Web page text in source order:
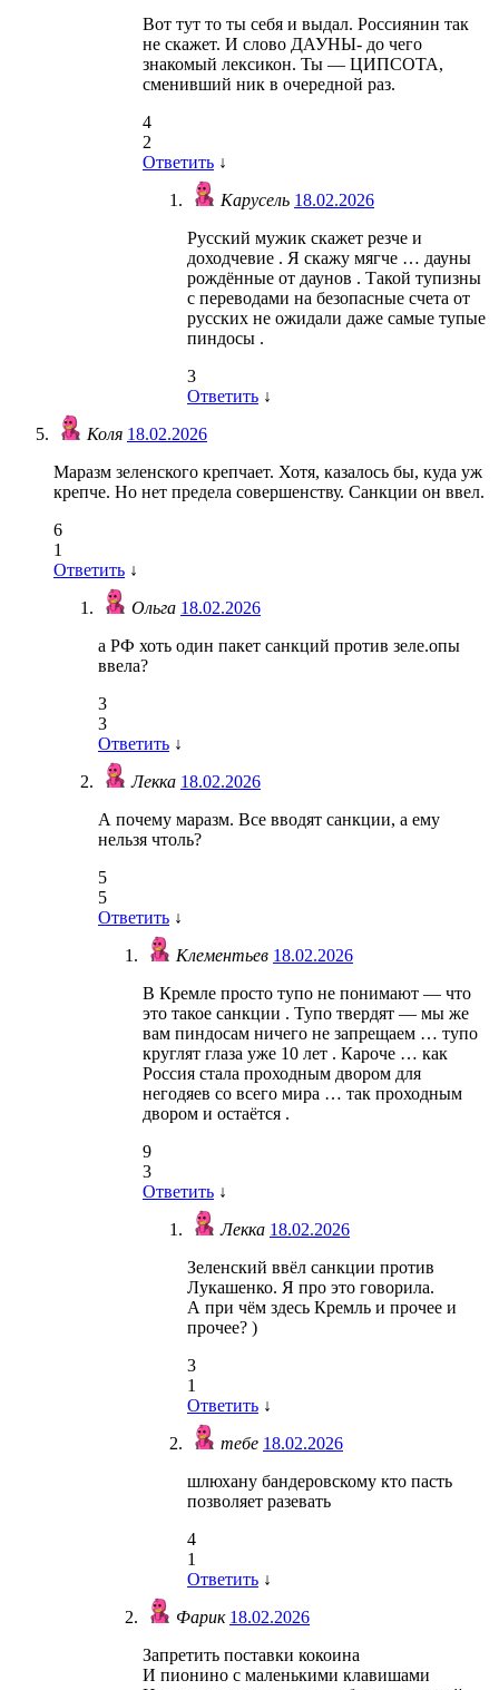
Вот тут то ты себя и выдал. Россиянин так
не скажет. И слово ДАУНЫ- до чего
знакомый лексикон. Ты — ЦИПСОТА,
сменивший ник в очередной раз.
4
2
Ответить ↓
Карусель 18.02.2026
Русский мужик скажет резче и
доходчевие . Я скажу мягче … дауны
рождённые от даунов . Такой тупизны
с переводами на безопасные счета от
русских не ожидали даже самые тупые
пиндосы .
3
Ответить ↓
Коля 18.02.2026
Маразм зеленского крепчает. Хотя, казалось бы, куда уж
крепче. Но нет предела совершенству. Санкции он ввел.
6
1
Ответить ↓
Ольга 18.02.2026
а РФ хоть один пакет санкций против зеле.опы
ввела?
3
3
Ответить ↓
Лекка 18.02.2026
А почему маразм. Все вводят санкции, а ему
нельзя чтоль?
5
5
Ответить ↓
Клементьев 18.02.2026
В Кремле просто тупо не понимают — что
это такое санкции . Тупо твердят — мы же
вам пиндосам ничего не запрещаем … тупо
круглят глаза уже 10 лет . Кароче … как
Россия стала проходным двором для
негодяев со всего мира … так проходным
двором и остаётся .
9
3
Ответить ↓
Лекка 18.02.2026
Зеленский ввёл санкции против
Лукашенко. Я про это говорила.
А при чём здесь Кремль и прочее и
прочее? )
3
1
Ответить ↓
тебе 18.02.2026
шлюхану бандеровскому кто пасть
позволяет разевать
4
1
Ответить ↓
Фарик 18.02.2026
Запретить поставки кокоина
И пионино с маленькими клавишами